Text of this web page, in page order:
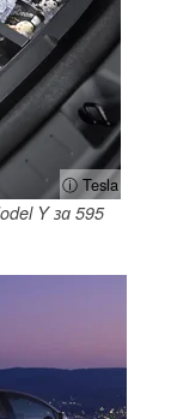
ⓘ Tesla
Y за 595